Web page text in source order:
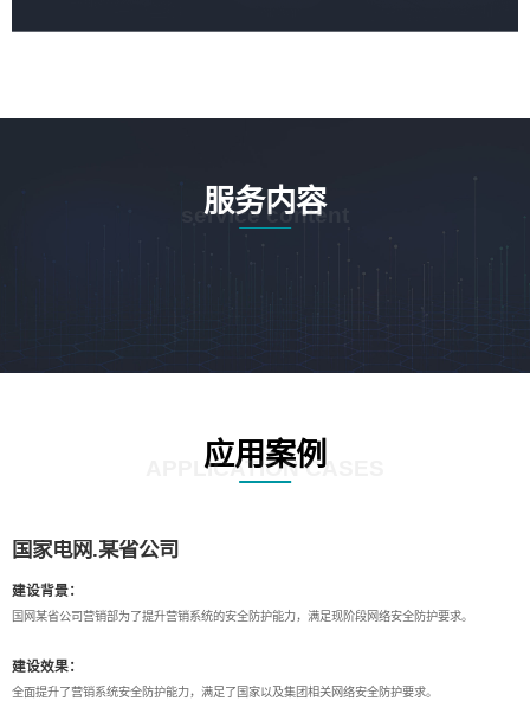
服务内容
service content
应用案例
APPLICATION CASES
国家电网.某省公司
建设背景：
国网某省公司营销部为了提升营销系统的安全防护能力，满足现阶段网络安全防护要求。
建设效果：
全面提升了营销系统安全防护能力，满足了国家以及集团相关网络安全防护要求。